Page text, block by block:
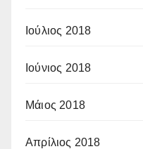
Ιούλιος 2018
Ιούνιος 2018
Μάιος 2018
Απρίλιος 2018